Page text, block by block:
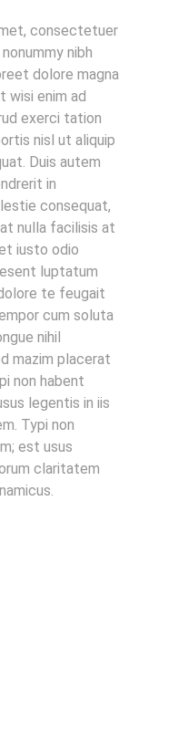
consectetuer
nibh
dolore magna
wisi enim ad
exerci tation
nisl ut aliquip
Duis autem
in
consequat,
nulla facilisis at
iusto odio
luptatum
te feugait
cum soluta
nihil
mazim placerat
non habent
legentis in iis
Typi non
est usus
claritatem